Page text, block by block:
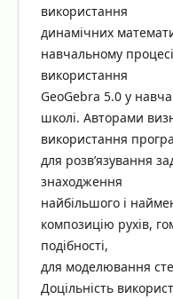
використання
динамічних
навчальному
використання
GeoGebra 5.0 у
школі. Авторами
використання
для розв’язування
знаходження
найбільшого і
композицію рухів,
подібності,
для моделювання
Доцільність